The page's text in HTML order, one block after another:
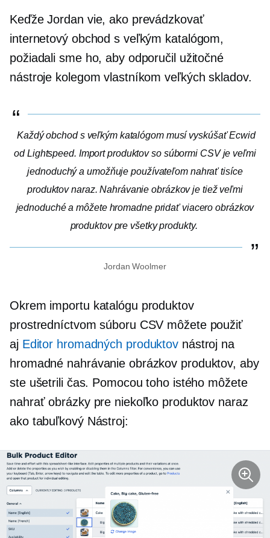
Keďže Jordan vie, ako prevádzkovať
internetový obchod s veľkým katalógom,
požiadali sme ho, aby odporučil užitočné
nástroje kolegom vlastníkom veľkých skladov.
Každý obchod s veľkým katalógom musí vyskúšať Ecwid
od Lightspeed. Import produktov so súbormi CSV je veľmi
jednoduchý a umožňuje používateľom nahrať tisíce
produktov naraz. Nahrávanie obrázkov je tiež veľmi
jednoduché a môžete hromadne pridať viacero obrázkov
produktov pre všetky produkty.
Jordan Woolmer
Okrem importu katalógu produktov
prostredníctvom súboru CSV môžete použiť
aj Editor hromadných produktov nástroj na
hromadné nahrávanie obrázkov produktov, aby
ste ušetrili čas. Pomocou toho istého môžete
nahrať obrázky pre niekoľko produktov naraz
ako tabuľkovýNástroj: